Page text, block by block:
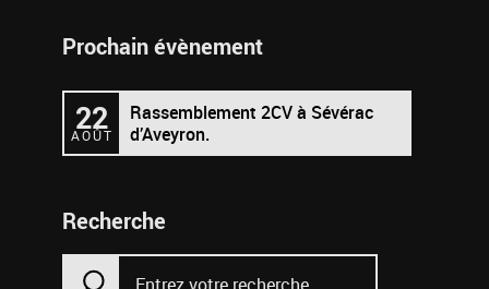
Prochain évènement
22
AOÛT
Rassemblement 2CV à Sévérac
d’Aveyron.
Recherche